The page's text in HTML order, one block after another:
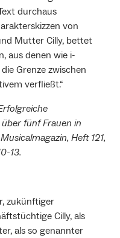
durchaus
von
Mutter Cilly, bettet
aus denen wie i-
Grenze zwischen
verfließt.“
fünf Frauen in
Heft 121,
13.
zukünftiger
Cilly, als
als so genannter